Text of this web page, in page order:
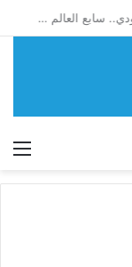
آل نصفان يحقق إنجازًا تاريخيًا للإسكواش السعودي.. سابع العالم وأول آسيوي يبلغ ربع نهائي بطولة العالم للشباب